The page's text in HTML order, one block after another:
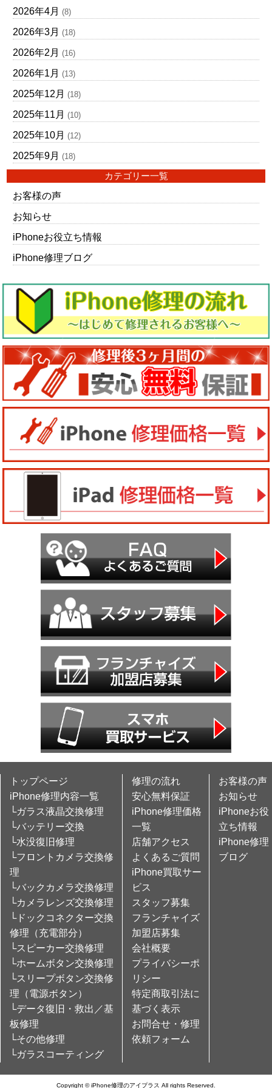
2026年4月 (8)
2026年3月 (18)
2026年2月 (16)
2026年1月 (13)
2025年12月 (18)
2025年11月 (10)
2025年10月 (12)
2025年9月 (18)
カテゴリー一覧
お客様の声
お知らせ
iPhoneお役立ち情報
iPhone修理ブログ
トップページ
iPhone修理内容一覧
└ガラス液晶交換修理
└バッテリー交換
└水没復旧修理
└フロントカメラ交換修
理
└バックカメラ交換修理
└カメラレンズ交換修理
└ドックコネクター交換
修理（充電部分）
└スピーカー交換修理
└ホームボタン交換修理
└スリープボタン交換修
理（電源ボタン）
└データ復旧・救出／基
板修理
└その他修理
└ガラスコーティング
修理の流れ
安心無料保証
iPhone修理価格
一覧
店舗アクセス
よくあるご質問
iPhone買取サー
ビス
スタッフ募集
フランチャイズ
加盟店募集
会社概要
プライバシーポ
リシー
特定商取引法に
基づく表示
お問合せ・修理
依頼フォーム
お客様の声
お知らせ
iPhoneお役
立ち情報
iPhone修理
ブログ
Copyright © iPhone修理のアイプラス All rights Reserved.